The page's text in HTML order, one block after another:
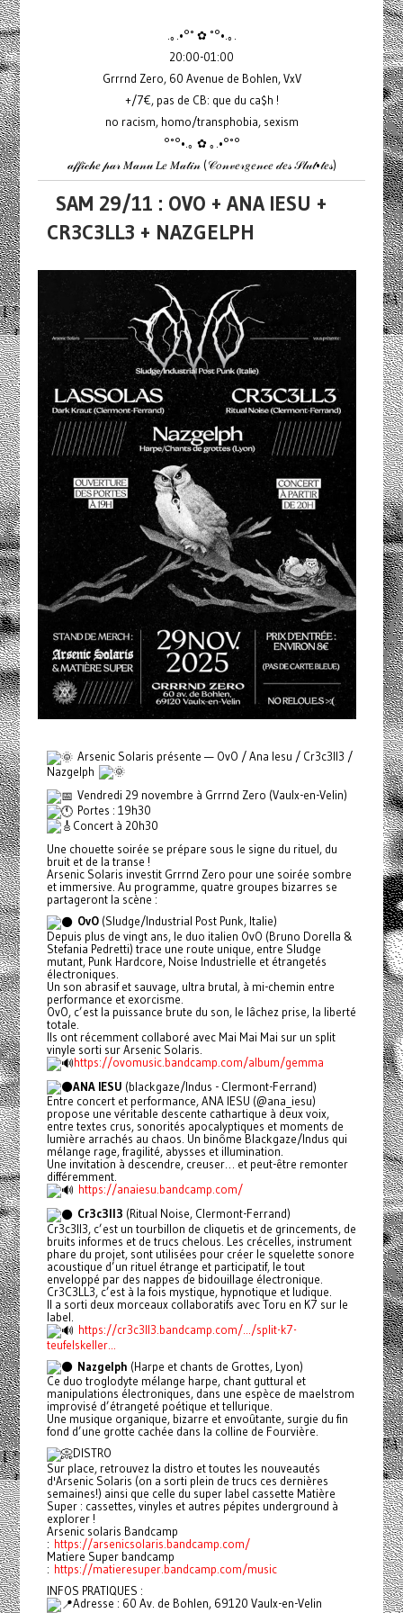
.｡.•°˚ ✿ ˚°•.｡.
20:00-01:00
Grrrnd Zero, 60 Avenue de Bohlen, VxV
+/7€, pas de CB: que du ca$h !
no racism, homo/transphobia, sexism
°˚°•.｡ ✿ ｡.•°˚°
𝒶𝒻𝒻𝒾𝒸𝒽𝑒 𝓅𝒶𝓇 𝑀𝒶𝓃𝓊 𝐿𝑒 𝑀𝒶𝓉𝒾𝓃 (𝒞𝑜𝓃𝓋𝑒𝓇𝑔𝑒𝓃𝒸𝑒 𝒹𝑒𝓈 𝒮𝓁𝓊𝓉•𝓉𝑒𝓈)
SAM 29/11 : OVO + ANA IESU +
CR3C3LL3 + NAZGELPH
Arsenic Solaris présente — OvO / Ana Iesu / Cr3c3ll3 /
Nazgelph
Vendredi 29 novembre à Grrrnd Zero (Vaulx-en-Velin)
Portes : 19h30
Concert à 20h30
Une chouette soirée se prépare sous le signe du rituel, du
bruit et de la transe !
Arsenic Solaris investit Grrrnd Zero pour une soirée sombre
et immersive. Au programme, quatre groupes bizarres se
partageront la scène :
OvO(Sludge/Industrial Post Punk, Italie)
Depuis plus de vingt ans, le duo italien OvO (Bruno Dorella &
Stefania Pedretti) trace une route unique, entre Sludge
mutant, Punk Hardcore, Noise Industrielle et étrangetés
électroniques.
Un son abrasif et sauvage, ultra brutal, à mi-chemin entre
performance et exorcisme.
OvO, c’est la puissance brute du son, le lâchez prise, la liberté
totale.
Ils ont récemment collaboré avec Mai Mai Mai sur un split
vinyle sorti sur Arsenic Solaris.
https://ovomusic.bandcamp.com/album/gemma
ANA IESU (blackgaze/Indus - Clermont-Ferrand)
Entre concert et performance, ANA IESU (@ana_iesu)
propose une véritable descente cathartique à deux voix,
entre textes crus, sonorités apocalyptiques et moments de
lumière arrachés au chaos. Un binôme Blackgaze/Indus qui
mélange rage, fragilité, abysses et illumination.
Une invitation à descendre, creuser… et peut-être remonter
différemment.
https://anaiesu.bandcamp.com/
Cr3c3ll3 (Ritual Noise, Clermont-Ferrand)
Cr3c3ll3, c’est un tourbillon de cliquetis et de grincements, de
bruits informes et de trucs chelous. Les crécelles, instrument
phare du projet, sont utilisées pour créer le squelette sonore
acoustique d’un rituel étrange et participatif, le tout
enveloppé par des nappes de bidouillage électronique.
Cr3C3LL3, c’est à la fois mystique, hypnotique et ludique.
Il a sorti deux morceaux collaboratifs avec Toru en K7 sur le
label.
https://cr3c3ll3.bandcamp.com/.../split-k7-
teufelskeller...
Nazgelph (Harpe et chants de Grottes, Lyon)
Ce duo troglodyte mélange harpe, chant guttural et
manipulations électroniques, dans une espèce de maelstrom
improvisé d’étrangeté poétique et tellurique.
Une musique organique, bizarre et envoûtante, surgie du fin
fond d’une grotte cachée dans la colline de Fourvière.
DISTRO
Sur place, retrouvez la distro et toutes les nouveautés
d'Arsenic Solaris (on a sorti plein de trucs ces dernières
semaines!) ainsi que celle du super label cassette Matière
Super : cassettes, vinyles et autres pépites underground à
explorer !
Arsenic solaris Bandcamp
: https://arsenicsolaris.bandcamp.com/
Matiere Super bandcamp
: https://matieresuper.bandcamp.com/music
INFOS PRATIQUES :
Adresse : 60 Av. de Bohlen, 69120 Vaulx-en-Velin